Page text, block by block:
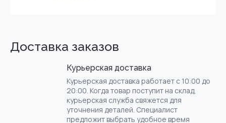
Доставка заказов
Курьерская доставка
Курьерская доставка работает с 10:00 до
20:00. Когда товар поступит на склад,
курьерская служба свяжется для
уточнения деталей. Специалист
предложит выбрать удобное время